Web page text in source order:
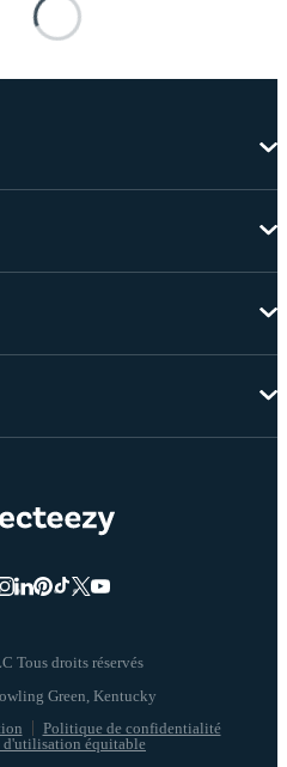
Tous droits réservés
Politique de confidentialité
équitable